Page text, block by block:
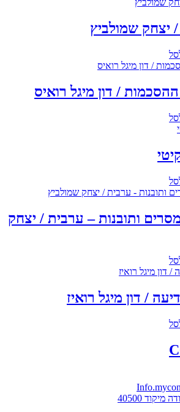
יצחק שמולביץ
/ דון מיגל רואיס
ותובנות – ערבית / יצחק
/ דון מיגל רואיז